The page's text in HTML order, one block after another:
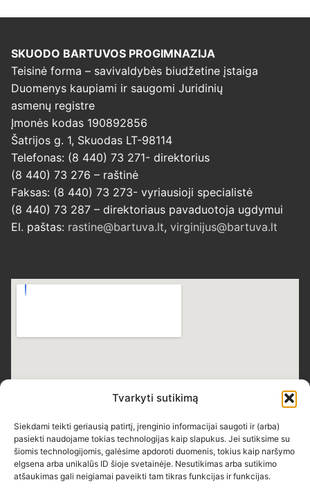
Tvarkyti sutikimą
Siekdami teikti geriausią patirtį, įrenginio informacijai saugoti ir (arba)
pasiekti naudojame tokias technologijas kaip slapukus. Jei sutiksime su
šiomis technologijomis, galėsime apdoroti duomenis, tokius kaip naršymo
elgsena arba unikalūs ID šioje svetainėje. Nesutikimas arba sutikimo
atšaukimas gali neigiamai paveikti tam tikras funkcijas ir funkcijas.
SKUODO BARTUVOS PROGIMNAZIJA
Teisinė forma – savivaldybės biudžetine įstaiga
Duomenys kaupiami ir saugomi Juridinių
asmenų registre
Įmonės kodas 190892856
Šatrijos g. 1, Skuodas LT-98114
Telefonas: (8 440) 73 271- direktorius
(8 440) 73 276 – raštinė
Faksas: (8 440) 73 273- vyriausioji specialistė
(8 440) 73 287 – direktoriaus pavaduotoja ugdymui
El. paštas: rastine@bartuva.lt, virginijus@bartuva.lt